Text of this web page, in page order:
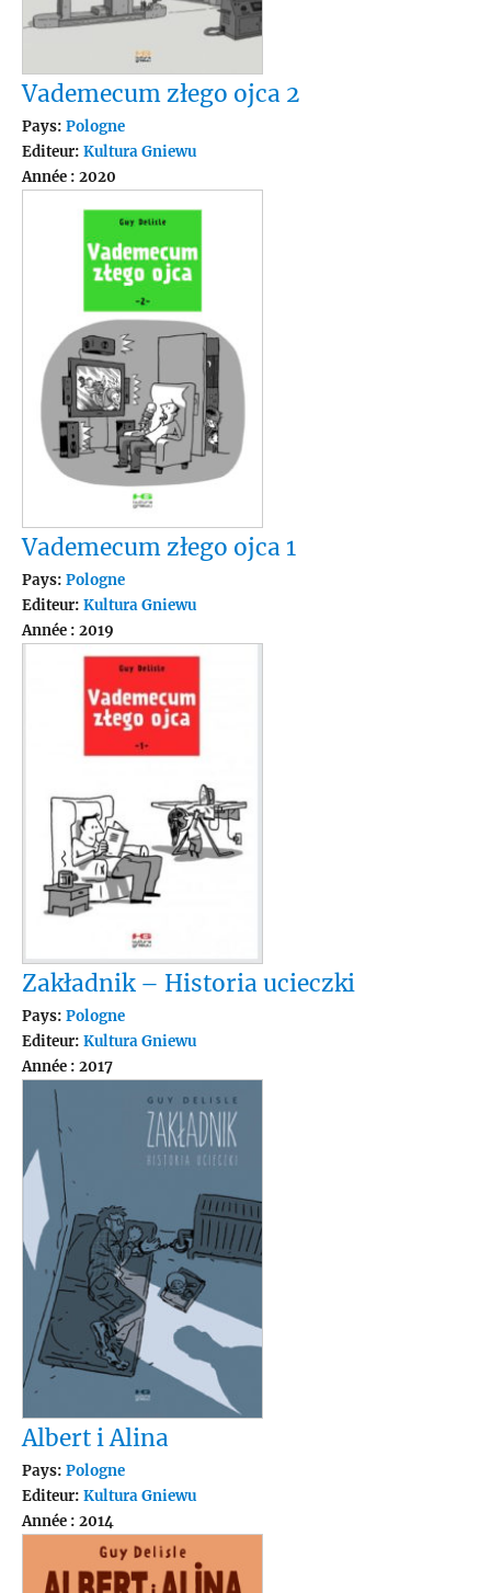
Vademecum złego ojca 2
Pays: Pologne
Editeur: Kultura Gniewu
Année : 2020
Vademecum złego ojca 1
Pays: Pologne
Editeur: Kultura Gniewu
Année : 2019
Zakładnik – Historia ucieczki
Pays: Pologne
Editeur: Kultura Gniewu
Année : 2017
Albert i Alina
Pays: Pologne
Editeur: Kultura Gniewu
Année : 2014